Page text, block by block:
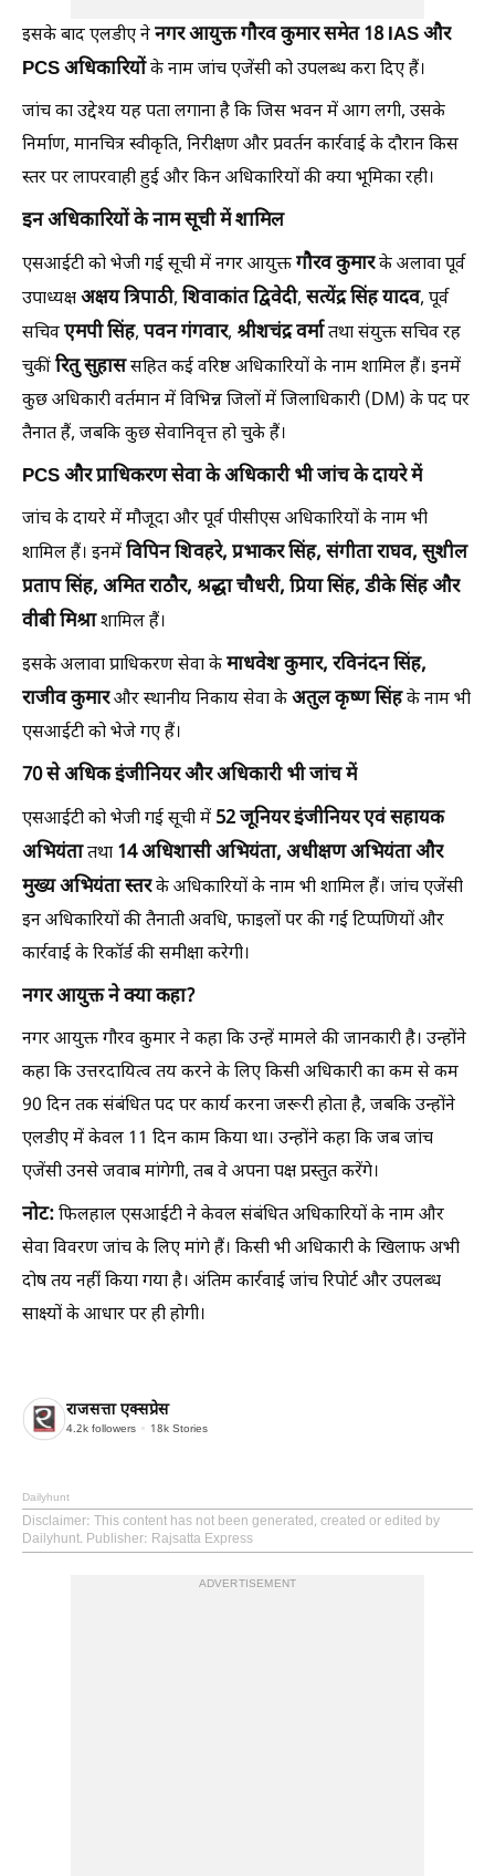
इसके बाद एलडीए नेनगर आयुक्त गौरव कुमार समेत 18 IAS और
PCS अधिकारियोंके नाम जांच एजेंसी को उपलब्ध करा दिए हैं।
जांच का उद्देश्य यह पता लगाना है कि जिस भवन में आग लगी, उसके
निर्माण, मानचित्र स्वीकृति, निरीक्षण और प्रवर्तन कार्रवाई के दौरान किस
स्तर पर लापरवाही हुई और किन अधिकारियों की क्या भूमिका रही।
इन अधिकारियों के नाम सूची में शामिल
एसआईटी को भेजी गई सूची में नगर आयुक्तगौरव कुमारके अलावा पूर्व
उपाध्यक्षअक्षय त्रिपाठी, शिवाकांत द्विवेदी, सत्येंद्र सिंह यादव, पूर्व
सचिवएमपी सिंह, पवन गंगवार, श्रीशचंद्र वर्मातथा संयुक्त सचिव रह
चुकींरितु सुहाससहित कई वरिष्ठ अधिकारियों के नाम शामिल हैं। इनमें
कुछ अधिकारी वर्तमान में विभिन्न जिलों में जिलाधिकारी (DM) के पद पर
तैनात हैं, जबकि कुछ सेवानिवृत्त हो चुके हैं।
PCS और प्राधिकरण सेवा के अधिकारी भी जांच के दायरे में
जांच के दायरे में मौजूदा और पूर्व पीसीएस अधिकारियों के नाम भी
शामिल हैं। इनमेंविपिन शिवहरे, प्रभाकर सिंह, संगीता राघव, सुशील
प्रताप सिंह, अमित राठौर, श्रद्धा चौधरी, प्रिया सिंह, डीके सिंह और
वीबी मिश्राशामिल हैं।
इसके अलावा प्राधिकरण सेवा केमाधवेश कुमार, रविनंदन सिंह,
राजीव कुमारऔर स्थानीय निकाय सेवा केअतुल कृष्ण सिंहके नाम भी
एसआईटी को भेजे गए हैं।
70 से अधिक इंजीनियर और अधिकारी भी जांच में
एसआईटी को भेजी गई सूची में 52 जूनियर इंजीनियर एवं सहायक
अभियंतातथा 14 अधिशासी अभियंता, अधीक्षण अभियंता और
मुख्य अभियंता स्तरके अधिकारियों के नाम भी शामिल हैं। जांच एजेंसी
इन अधिकारियों की तैनाती अवधि, फाइलों पर की गई टिप्पणियों और
कार्रवाई के रिकॉर्ड की समीक्षा करेगी।
नगर आयुक्त ने क्या कहा?
नगर आयुक्त गौरव कुमार ने कहा कि उन्हें मामले की जानकारी है। उन्होंने
कहा कि उत्तरदायित्व तय करने के लिए किसी अधिकारी का कम से कम
90 दिन तक संबंधित पद पर कार्य करना जरूरी होता है, जबकि उन्होंने
एलडीए में केवल 11 दिन काम किया था। उन्होंने कहा कि जब जांच
एजेंसी उनसे जवाब मांगेगी, तब वे अपना पक्ष प्रस्तुत करेंगे।
नोट:फिलहाल एसआईटी ने केवल संबंधित अधिकारियों के नाम और
सेवा विवरण जांच के लिए मांगे हैं। किसी भी अधिकारी के खिलाफ अभी
दोष तय नहीं किया गया है। अंतिम कार्रवाई जांच रिपोर्ट और उपलब्ध
साक्ष्यों के आधार पर ही होगी।
राजसत्ता एक्सप्रेस
4.2k followers 18k Stories
Dailyhunt
Disclaimer: This content has not been generated, created or edited by
Dailyhunt. Publisher: Rajsatta Express
ADVERTISEMENT